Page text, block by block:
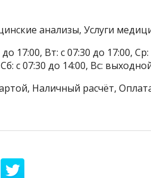
анализы, Услуги
17:00, Вт: с 07:30 до 17:00,
с 07:30 до 14:00, Вс:
Наличный расчёт,